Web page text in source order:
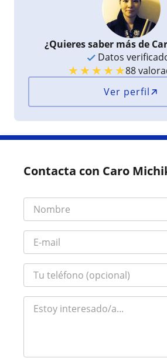
¿Quieres saber más de
Datos
★★★★★88
Ver perfil
Contacta con Caro